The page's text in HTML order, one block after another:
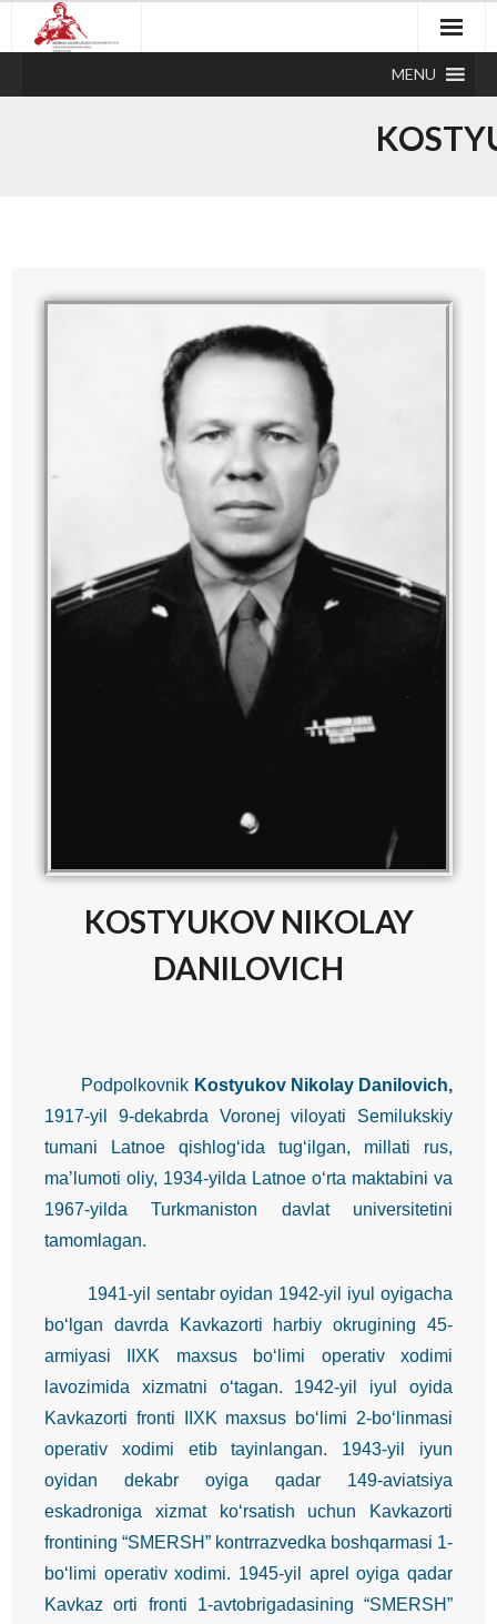
MENU
KOSTYUKOV NIKOLAY
DANILOVICH
Podpolkovnik Kostyukov Nikolay Danilovich,
1917-yil 9-dekabrda Voronej viloyati Semilukskiy
tumani Latnoe qishlog‘ida tug‘ilgan, millati rus,
ma’lumoti oliy, 1934-yilda Latnoe o‘rta maktabini va
1967-yilda Turkmaniston davlat universitetini
tamomlagan.
1941-yil sentabr oyidan 1942-yil iyul oyigacha
bo‘lgan davrda Kavkazorti harbiy okrugining 45-
armiyasi IIXK maxsus bo‘limi operativ xodimi
lavozimida xizmatni o‘tagan. 1942-yil iyul oyida
Kavkazorti fronti IIXK maxsus bo‘limi 2-bo‘linmasi
operativ xodimi etib tayinlangan. 1943-yil iyun
oyidan dekabr oyiga qadar 149-aviatsiya
eskadroniga xizmat ko‘rsatish uchun Kavkazorti
frontining “SMERSH” kontrrazvedka boshqarmasi 1-
bo‘limi operativ xodimi. 1945-yil aprel oyiga qadar
Kavkaz orti fronti 1-avtobrigadasining “SMERSH”